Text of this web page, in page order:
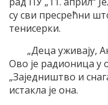
су сви пресрећни
тенисерки.
„Деца уживају,
Ово је радионица у
„Заједништво и
истакла је она.